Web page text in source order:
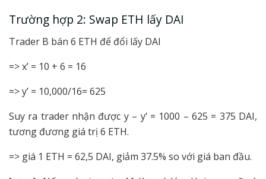
Trường hợp 2: Swap ETH lấy DAI
Trader B bán 6 ETH để đổi lấy DAI
=> x’ = 10 + 6 = 16
=> y’ = 10,000/16= 625
Suy ra trader nhận được y – y’ = 1000 – 625 = 375 DAI,
tương đương giá trị 6 ETH.
=> giá 1 ETH = 62,5 DAI, giảm 37.5% so với giá ban đầu.